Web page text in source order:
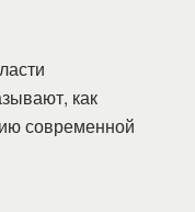
как
современной